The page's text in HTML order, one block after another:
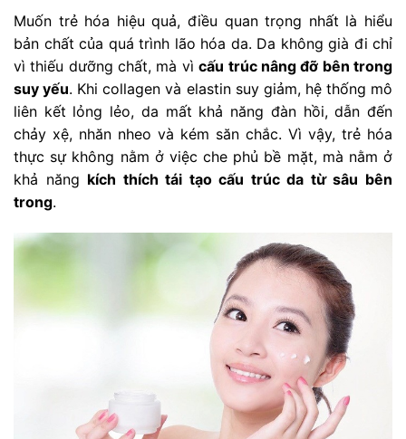
Muốn trẻ hóa hiệu quả, điều quan trọng nhất là hiểu
bản chất của quá trình lão hóa da. Da không già đi chỉ
vì thiếu dưỡng chất, mà vìcấu trúc nâng đỡ bên trong
suy yếu. Khi collagen và elastin suy giảm, hệ thống mô
liên kết lỏng lẻo, da mất khả năng đàn hồi, dẫn đến
chảy xệ, nhăn nheo và kém săn chắc. Vì vậy, trẻ hóa
thực sự không nằm ở việc che phủ bề mặt, mà nằm ở
khả năng kích thích tái tạo cấu trúc da từ sâu bên
trong.